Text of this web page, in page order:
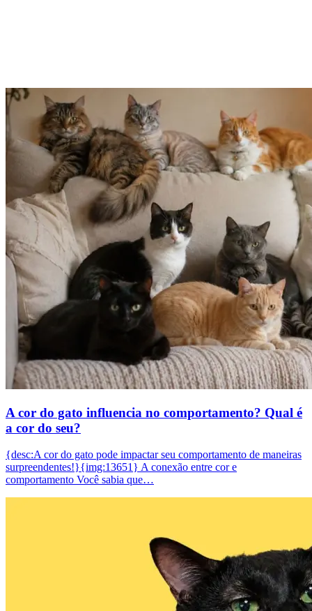
A cor do gato influencia no comportamento? Qual é
a cor do seu?
{desc:A cor do gato pode impactar seu comportamento de maneiras
surpreendentes!}{img:13651} A conexão entre cor e
comportamento Você sabia que…